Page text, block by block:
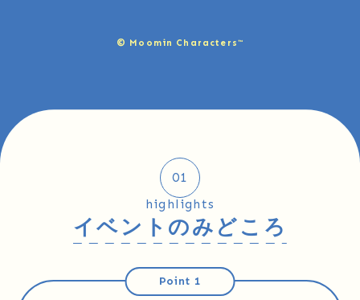
© Moomin Characters™
01
highlights
イベントのみどころ
Point 1